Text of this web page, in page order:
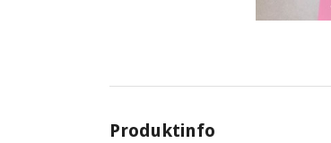
Produktinfo